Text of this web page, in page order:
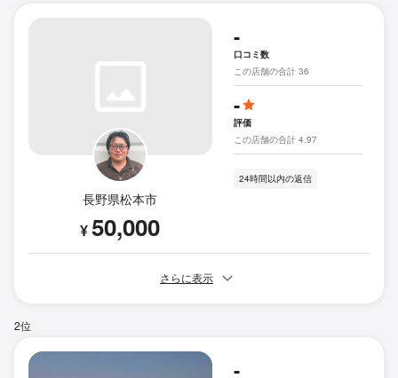
長野県松本市
¥50,000
-
口コミ数
この店舗の合計 36
-
評価
この店舗の合計 4.97
24時間以内の返信
さらに表示
2位
-